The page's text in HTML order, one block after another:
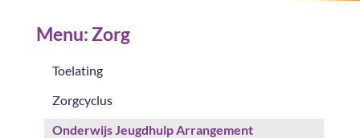
Menu: Zorg
Toelating
Zorgcyclus
Onderwijs Jeugdhulp Arrangement